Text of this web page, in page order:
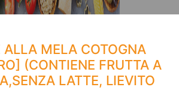
ALLA MELA COTOGNA
(CONTIENE FRUTTA A
LATTE, LIEVITO